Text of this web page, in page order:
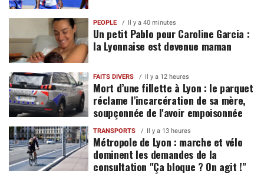
PEOPLE Il y a 40 minutes
Un petit Pablo pour Caroline Garcia :
la Lyonnaise est devenue maman
FAITS DIVERS Il y a 12 heures
Mort d’une fillette à Lyon : le parquet
réclame l’incarcération de sa mère,
soupçonnée de l'avoir empoisonnée
TRANSPORTS Il y a 13 heures
Métropole de Lyon : marche et vélo
dominent les demandes de la
consultation "Ça bloque ? On agit !"